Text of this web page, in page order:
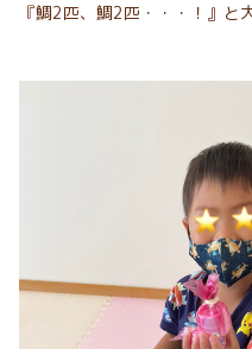
『鯛2匹、鯛2匹・・・！』と